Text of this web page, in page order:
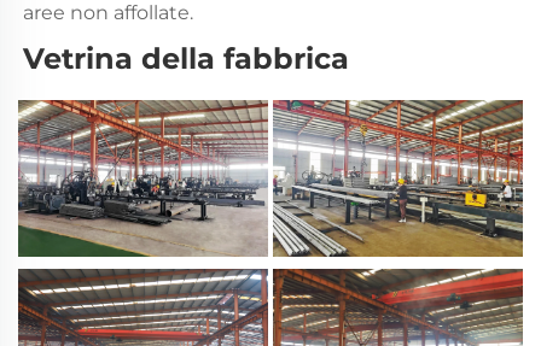
aree non affollate.
Vetrina della fabbrica